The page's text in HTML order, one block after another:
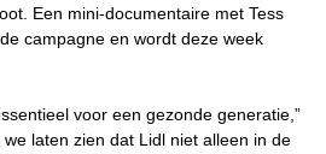
Een mini-documentaire met Tess
campagne en wordt deze week
voor een gezonde generatie,”
we laten zien dat Lidl niet alleen in de